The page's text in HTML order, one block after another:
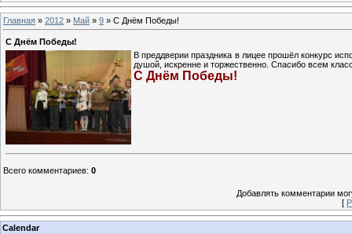
Главная » 2012 » Май » 9 » С Днём Победы!
С Днём Победы!
В преддверии праздника в лицее прошёл конкурс
душой, искренне и торжественно. Спасибо всем
С Днём Победы!
Всего комментариев: 0
Добавлять комментарии
[
Calendar